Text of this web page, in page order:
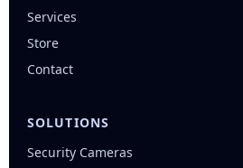
Services
Store
Contact
SOLUTIONS
Security Cameras